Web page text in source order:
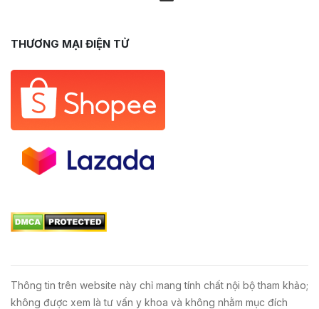
THƯƠNG MẠI ĐIỆN TỬ
Thông tin trên website này chỉ mang tính chất nội bộ tham khảo;
không được xem là tư vấn y khoa và không nhằm mục đích